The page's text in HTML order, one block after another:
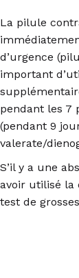
La pilule
d’urgence
important
pendant les 7
(pendant 9
valerate/
S’il y a une
avoir utilisé la
test de